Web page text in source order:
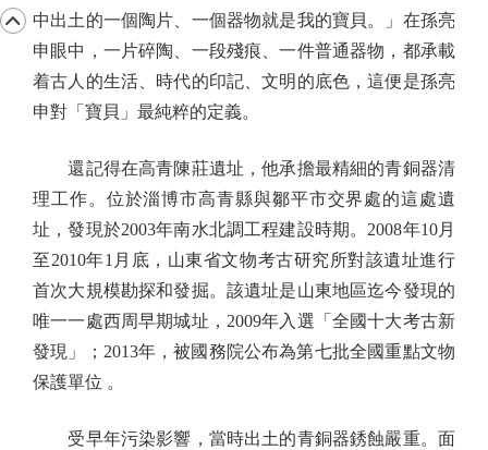
中出土的一個陶片、一個器物就是我的寶貝。」在孫亮
申眼中，一片碎陶、一段殘痕、一件普通器物，都承載
着古人的生活、時代的印記、文明的底色，這便是孫亮
申對「寶貝」最純粹的定義。
還記得在高青陳莊遺址，他承擔最精細的青銅器清
理工作。位於淄博市高青縣與鄒平市交界處的這處遺
址，發現於2003年南水北調工程建設時期。2008年10月
至2010年1月底，山東省文物考古研究所對該遺址進行
首次大規模勘探和發掘。該遺址是山東地區迄今發現的
唯一一處西周早期城址，2009年入選「全國十大考古新
發現」；2013年，被國務院公布為第七批全國重點文物
保護單位 。
受早年污染影響，當時出土的青銅器銹蝕嚴重。面